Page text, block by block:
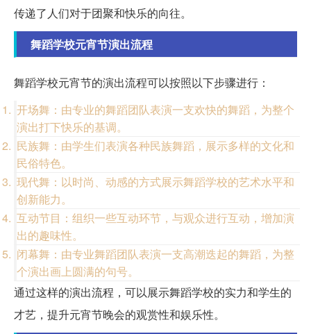
传递了人们对于团聚和快乐的向往。
舞蹈学校元宵节演出流程
舞蹈学校元宵节的演出流程可以按照以下步骤进行：
开场舞：由专业的舞蹈团队表演一支欢快的舞蹈，为整个
演出打下快乐的基调。
民族舞：由学生们表演各种民族舞蹈，展示多样的文化和
民俗特色。
现代舞：以时尚、动感的方式展示舞蹈学校的艺术水平和
创新能力。
互动节目：组织一些互动环节，与观众进行互动，增加演
出的趣味性。
闭幕舞：由专业舞蹈团队表演一支高潮迭起的舞蹈，为整
个演出画上圆满的句号。
通过这样的演出流程，可以展示舞蹈学校的实力和学生的
才艺，提升元宵节晚会的观赏性和娱乐性。